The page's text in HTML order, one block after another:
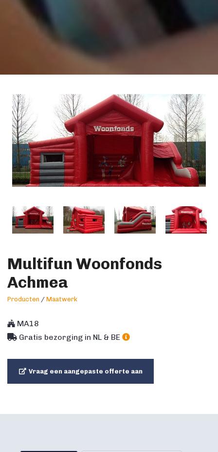
Multifun Woonfonds
Achmea
Producten / Maatwerk
MA18
Gratis bezorging in NL & BE
Vraag een aangepaste offerte aan